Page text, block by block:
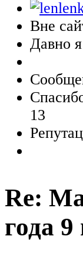
Вне
Давно
13
Re:
года 9